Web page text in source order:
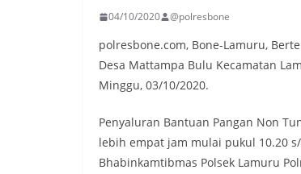
04/10/2020 @polresbone
polresbone.com, Bone-Lamuru,
Desa Mattampa Bulu Kecamatan
Minggu, 03/10/2020.
Penyaluran Bantuan Pangan Non
lebih empat jam mulai pukul 10.20
Bhabinkamtibmas Polsek Lamuru